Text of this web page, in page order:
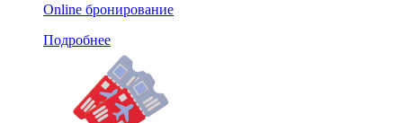
Online бронирование
Подробнее